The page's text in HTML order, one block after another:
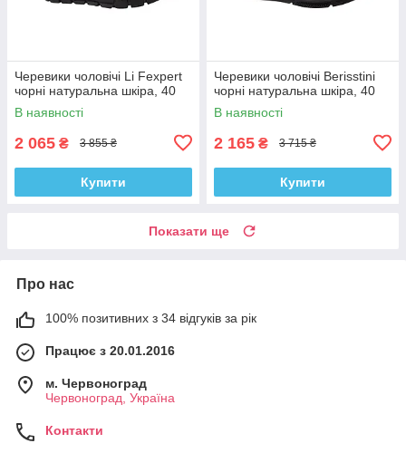
Черевики чоловічі Li Fexpert
чорні натуральна шкіра, 40
В наявності
2 065 ₴ 3 855 ₴
Купити
Черевики чоловічі Berisstini
чорні натуральна шкіра, 40
В наявності
2 165 ₴ 3 715 ₴
Купити
Показати ще
Про нас
100% позитивних з 34 відгуків за рік
Працює з 20.01.2016
м. Червоноград
Червоноград, Україна
Контакти